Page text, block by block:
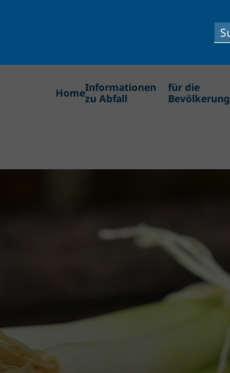
HomeInformationen
zu Abfall
für die
Bevölkerung